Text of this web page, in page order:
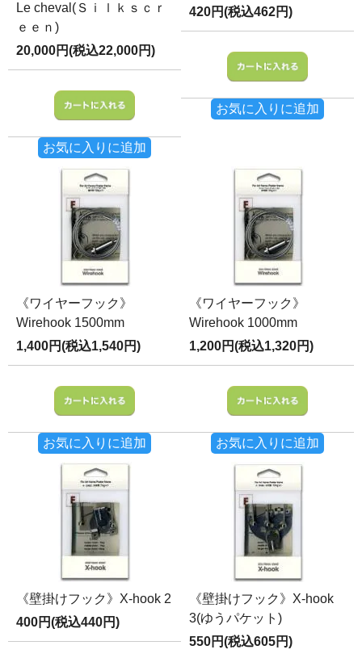
Le cheval(Ｓｉｌｋｓｃｒ
ｅｅｎ)
20,000円(税込22,000円)
お気に入りに追加
420円(税込462円)
お気に入りに追加
《ワイヤーフック》
Wirehook 1500mm
1,400円(税込1,540円)
お気に入りに追加
《ワイヤーフック》
Wirehook 1000mm
1,200円(税込1,320円)
お気に入りに追加
《壁掛けフック》X-hook 2
400円(税込440円)
《壁掛けフック》X-hook
3(ゆうパケット)
550円(税込605円)